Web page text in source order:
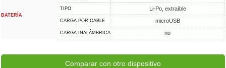
BATERÍA
TIPO Li-Po, extraíble
CARGA POR CABLE microUSB
CARGA INALÁMBRICA no
Comparar con otro dispositivo